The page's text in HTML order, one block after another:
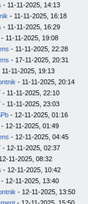
- 11-11-2025, 14:13
- 11-11-2025, 16:18
- 11-11-2025, 16:29
- 11-11-2025, 19:08
- 11-11-2025, 22:28
- 17-11-2025, 20:31
11-11-2025, 19:13
- 11-11-2025, 20:14
- 11-11-2025, 22:10
- 11-11-2025, 23:03
- 12-11-2025, 01:16
- 12-11-2025, 01:49
- 12-11-2025, 04:45
- 12-11-2025, 02:37
11-2025, 08:32
- 12-11-2025, 10:42
- 12-11-2025, 13:40
- 12-11-2025, 13:50